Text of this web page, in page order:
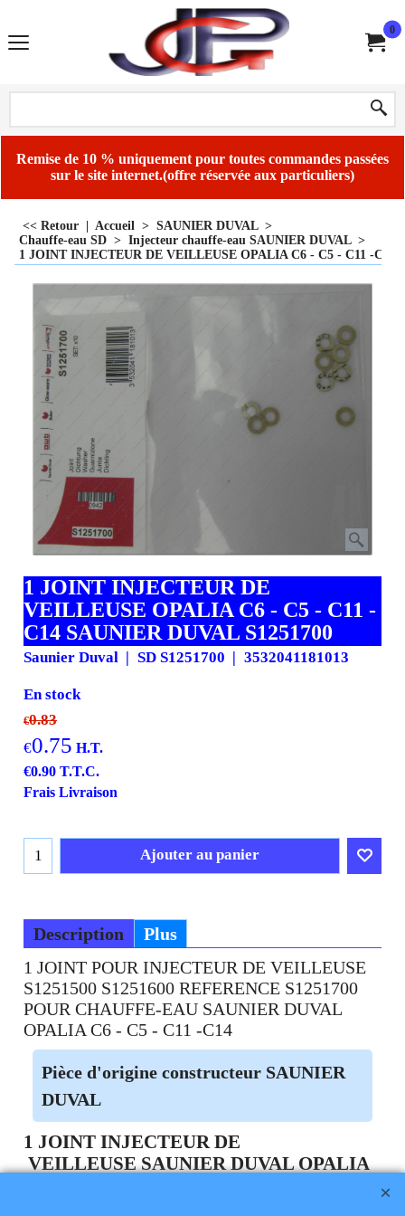
0
Remise de 10 % uniquement pour toutes commandes passées
sur le site internet.(offre réservée aux particuliers)
<< Retour Accueil > SAUNIER DUVAL>
Chauffe-eau SD > Injecteur chauffe-eau SAUNIER DUVAL>
1 JOINT INJECTEUR DE VEILLEUSE OPALIA C6 - C5 - C11 -C14
1 JOINT INJECTEUR DE
VEILLEUSE OPALIA C6 - C5 - C11 -
C14 SAUNIER DUVAL S1251700
Saunier Duval SD S1251700 3532041181013
En stock
€0.83
€0.75 H.T.
€0.90 T.T.C.
Frais Livraison
Ajouter au panier
Description
Plus
1 JOINT POUR INJECTEUR DE VEILLEUSE
S1251500 S1251600 REFERENCE S1251700
POUR CHAUFFE-EAU SAUNIER DUVAL
OPALIA C6 - C5 - C11 -C14
Pièce d'origine constructeur SAUNIER
DUVAL
1 JOINT INJECTEUR DE
VEILLEUSE SAUNIER DUVAL OPALIA